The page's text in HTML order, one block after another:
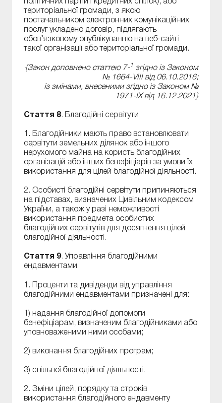
політичних партій і кредитних спілок), або
територіальної громади, з якою
постачальником електронних комунікаційних
послуг укладено договір, підлягають
обов’язковому опублікуванню на веб-сайті
такої організації або територіальної громади.
{Закон доповнено статтею 7-1 згідно із Законом
№ 1664-VIII від 06.10.2016;
із змінами, внесеними згідно із Законом №
1971-IX від 16.12.2021}
Стаття 8. Благодійні сервітути
1. Благодійники мають право встановлювати
сервітути земельних ділянок або іншого
нерухомого майна на користь благодійних
організацій або інших бенефіціарів за умови їх
використання для цілей благодійної діяльності.
2. Особисті благодійні сервітути припиняються
на підставах, визначених Цивільним кодексом
України, а також у разі неможливості
використання предмета особистих
благодійних сервітутів для досягнення цілей
благодійної діяльності.
Стаття 9. Управління благодійними
ендавментами
1. Проценти та дивіденди від управління
благодійними ендавментами призначені для:
1) надання благодійної допомоги
бенефіціарам, визначеним благодійниками або
уповноваженими ними особами;
2) виконання благодійних програм;
3) спільної благодійної діяльності.
2. Зміни цілей, порядку та строків
використання благодійного ендавменту